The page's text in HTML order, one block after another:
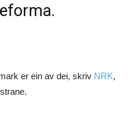
er ein av dei, skriv NRK,